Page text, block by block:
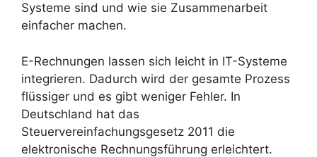
Systeme sind und wie sie Zusammenarbeit
einfacher machen.
E-Rechnungen lassen sich leicht in IT-Systeme
integrieren. Dadurch wird der gesamte Prozess
flüssiger und es gibt weniger Fehler. In
Deutschland hat das
Steuervereinfachungsgesetz 2011 die
elektronische Rechnungsführung erleichtert.